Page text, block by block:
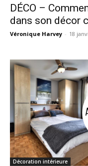
DÉCO –
dans son décor
Véronique Harvey - 18
Décoration intérieure